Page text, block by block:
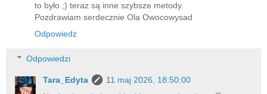
to było ;) teraz są inne szybsze metody.
Pozdrawiam serdecznie Ola Owocowysad
Odpowiedz
Odpowiedzi
Tara_Edyta
11 maj 2026, 18:50:00